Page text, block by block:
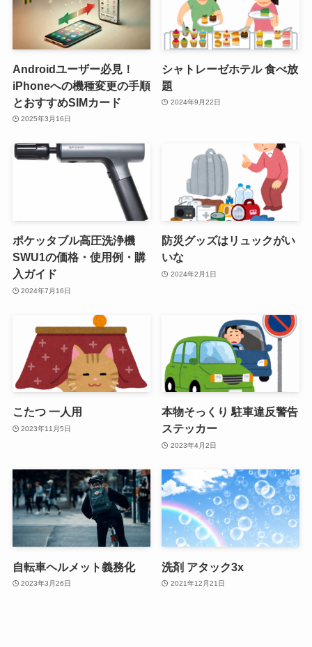
Androidユーザー必見！
iPhoneへの機種変更の手順
とおすすめSIMカード
2025年3月16日
シャトレーゼホテル 食べ放
題
2024年9月22日
ポケッタブル高圧洗浄機
SWU1の価格・使用例・購
入ガイド
2024年7月16日
防災グッズはリュックがい
いな
2024年2月1日
こたつ 一人用
2023年11月5日
本物そっくり 駐車違反警告
ステッカー
2023年4月2日
自転車ヘルメット義務化
2023年3月26日
洗剤 アタック3x
2021年12月21日